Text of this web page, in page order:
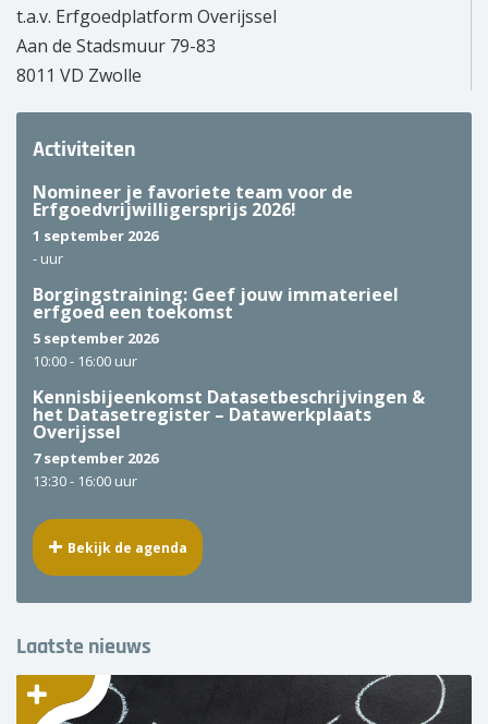
naar:
t.a.v. Erfgoedplatform Overijssel
Aan de Stadsmuur 79-83
8011 VD Zwolle
Activiteiten
Nomineer je favoriete team voor de
Erfgoedvrijwilligersprijs 2026!
1 september 2026
- uur
Borgingstraining: Geef jouw immaterieel
erfgoed een toekomst
5 september 2026
10:00 - 16:00 uur
Kennisbijeenkomst Datasetbeschrijvingen &
het Datasetregister – Datawerkplaats
Overijssel
7 september 2026
13:30 - 16:00 uur
Bekijk de agenda
Laatste nieuws